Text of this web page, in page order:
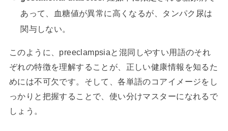
あって、血糖値が異常に高くなるが、タンパク尿は
関与しない。
このように、preeclampsiaと混同しやすい用語のそれ
ぞれの特徴を理解することが、正しい健康情報を知るた
めには不可欠です。そして、各単語のコアイメージをし
っかりと把握することで、使い分けマスターになれるで
しょう。